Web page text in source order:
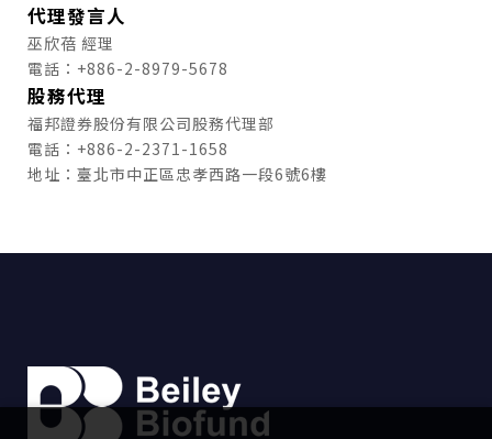
代理發言人
巫欣蓓 經理
電話：+886-2-8979-5678
股務代理
福邦證券股份有限公司股務代理部
電話：+886-2-2371-1658
地址：臺北市中正區忠孝西路一段6號6樓